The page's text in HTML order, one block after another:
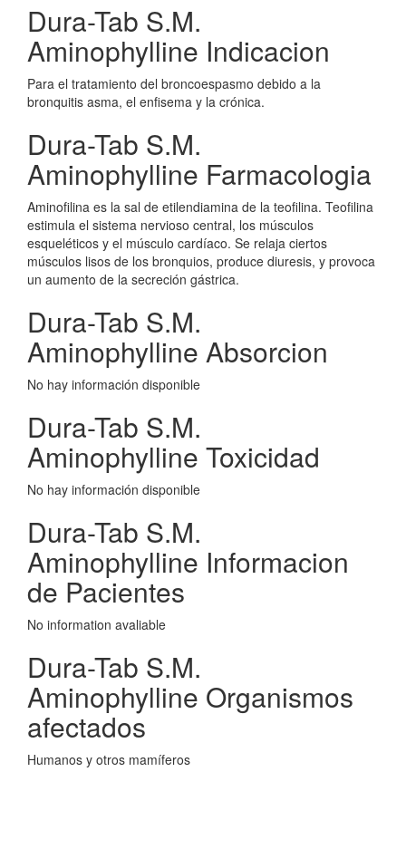
Dura-Tab S.M.
Aminophylline Indicacion
Para el tratamiento del broncoespasmo debido a la
bronquitis asma, el enfisema y la crónica.
Dura-Tab S.M.
Aminophylline Farmacologia
Aminofilina es la sal de etilendiamina de la teofilina. Teofilina
estimula el sistema nervioso central, los músculos
esqueléticos y el músculo cardíaco. Se relaja ciertos
músculos lisos de los bronquios, produce diuresis, y provoca
un aumento de la secreción gástrica.
Dura-Tab S.M.
Aminophylline Absorcion
No hay información disponible
Dura-Tab S.M.
Aminophylline Toxicidad
No hay información disponible
Dura-Tab S.M.
Aminophylline Informacion
de Pacientes
No information avaliable
Dura-Tab S.M.
Aminophylline Organismos
afectados
Humanos y otros mamíferos